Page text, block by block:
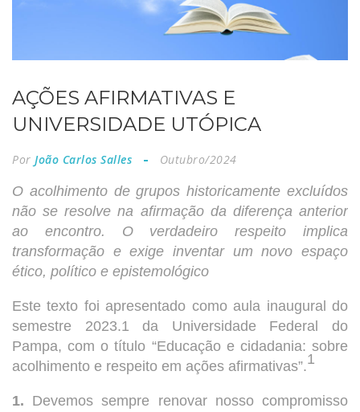
AÇÕES AFIRMATIVAS E
UNIVERSIDADE UTÓPICA
Por João Carlos Salles Outubro/2024
O acolhimento de grupos historicamente excluídos
não se resolve na afirmação da diferença anterior
ao encontro. O verdadeiro respeito implica
transformação e exige inventar um novo espaço
ético, político e epistemológico
Este texto foi apresentado como aula inaugural do
semestre 2023.1 da Universidade Federal do
Pampa, com o título “Educação e cidadania: sobre
acolhimento e respeito em ações afirmativas”.1
1. Devemos sempre renovar nosso compromisso